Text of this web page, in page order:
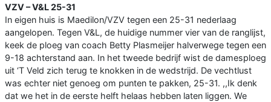
VZV – V&L 25-31
In eigen huis is Maedilon/VZV tegen een 25-31 nederlaag
aangelopen. Tegen V&L, de huidige nummer vier van de ranglijst,
keek de ploeg van coach Betty Plasmeijer halverwege tegen een
9-18 achterstand aan. In het tweede bedrijf wist de damesploeg
uit ‘T Veld zich terug te knokken in de wedstrijd. De vechtlust
was echter niet genoeg om punten te pakken, 25-31. ,,Ik denk
dat we het in de eerste helft helaas hebben laten liggen. We